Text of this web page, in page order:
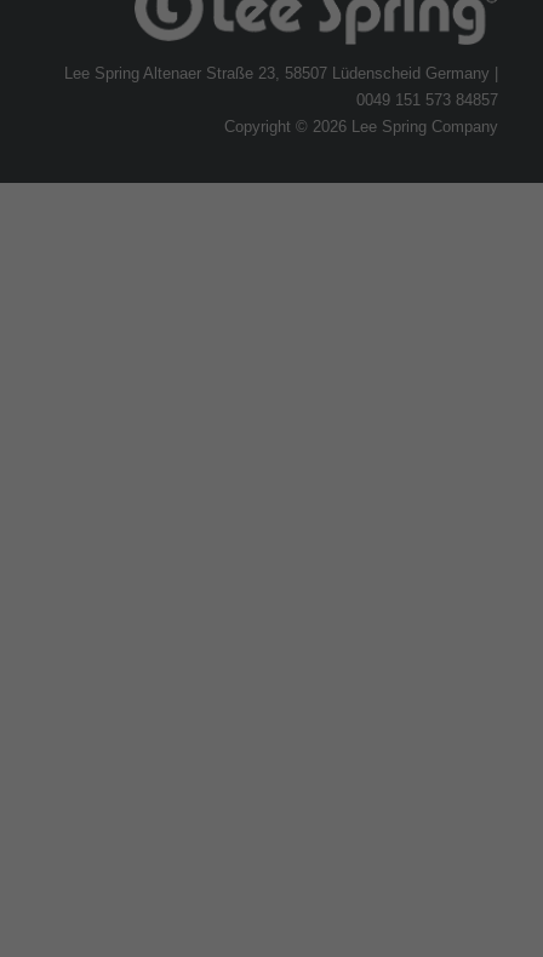
Lee Spring Altenaer Straße 23, 58507 Lüdenscheid Germany |
0049 151 573 84857
Copyright © 2026 Lee Spring Company